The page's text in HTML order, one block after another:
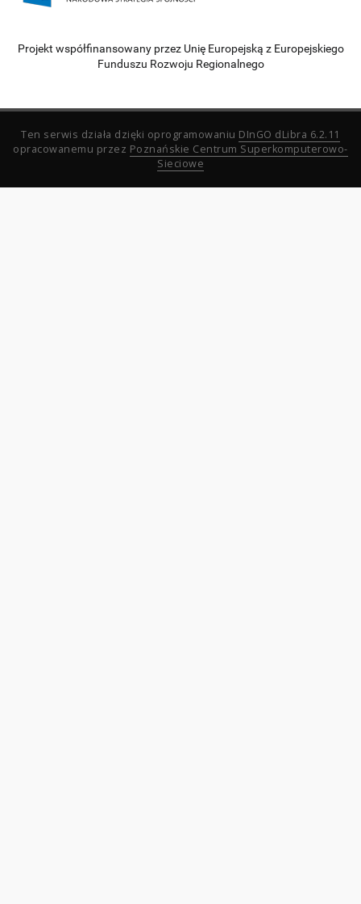
Projekt współfinansowany przez Unię Europejską z Europejskiego
Funduszu Rozwoju Regionalnego
Ten serwis działa dzięki oprogramowaniu DInGO dLibra 6.2.11
opracowanemu przez Poznańskie Centrum Superkomputerowo-
Sieciowe